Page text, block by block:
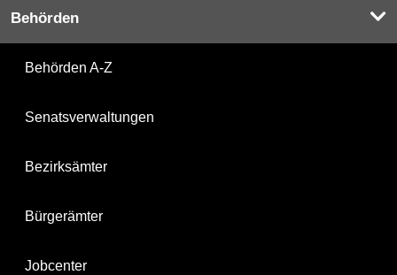
Behörden
Behörden A-Z
Senatsverwaltungen
Bezirksämter
Bürgerämter
Jobcenter